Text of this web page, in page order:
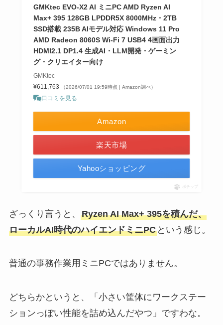
GMKtec EVO-X2 AI ミニPC AMD Ryzen AI
Max+ 395 128GB LPDDR5X 8000MHz・2TB
SSD搭載 235B AIモデル対応 Windows 11 Pro
AMD Radeon 8060S Wi-Fi 7 USB4 4画面出力
HDMI2.1 DP1.4 生成AI・LLM開発・ゲーミン
グ・クリエイター向け
GMKtec
¥611,763
（2026/07/01 19:59時点 | Amazon調べ）
口コミを見る
Amazon
楽天市場
Yahooショッピング
ポチップ
ざっくり言うと、 Ryzen AI Max+ 395を積んだ、
ローカルAI時代のハイエンドミニPCという感じ。
普通の事務作業用ミニPCではありません。
どちらかというと、「小さい筐体にワークステー
ションっぽい性能を詰め込んだやつ」ですわな。